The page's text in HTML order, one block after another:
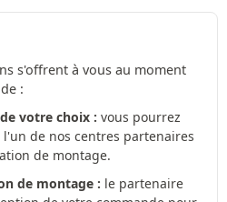
s'offrent à vous au moment
:
votre choix : vous pourrez
de nos centres partenaires
de montage.
de montage : le partenaire